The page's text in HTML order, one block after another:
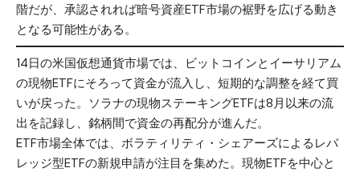
階だが、承認されれば暗号資産ETF市場の裾野を広げる動き
となる可能性がある。
14日の米国仮想通貨市場では、ビットコインとイーサリアム
の現物ETFにそろって資金が流入し、短期的な調整を経て買
いが戻った。ソラナの現物ステーキングETFは8月以来の流
出を記録し、銘柄間で資金の再配分が進んだ。
ETF市場全体では、ボラティリティ・シェアーズによるレバ
レッジ型ETFの新規申請が注目を集めた。現物ETFを中心と